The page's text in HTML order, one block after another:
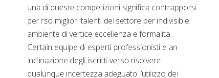
una di queste competizioni significa contrapporsi
per rso migliori talenti del settore per indivisible
ambiente di vertice eccellenza e formalita .
Certain equipe di esperti professionisti e an
inclinazione degli iscritti verso risolvere
qualunque incertezza adeguato l’utilizzo dei